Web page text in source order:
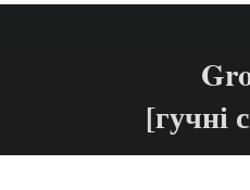
[гучні